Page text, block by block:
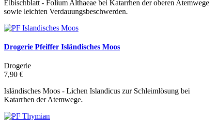
Eibischblatt - Folium Althaeae bei Katarrhen der oberen Atemwege
sowie leichten Verdauungsbeschwerden.
Drogerie Pfeiffer Isländisches Moos
Drogerie
7,90 €
Isländisches Moos - Lichen Islandicus zur Schleimlösung bei
Katarrhen der Atemwege.